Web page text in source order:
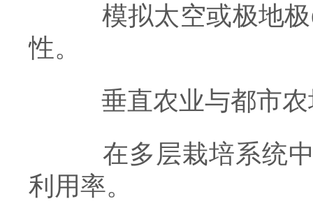
模拟太空或极地极d
性。
垂直农业与都市农
在多层栽培系统中
利用率。